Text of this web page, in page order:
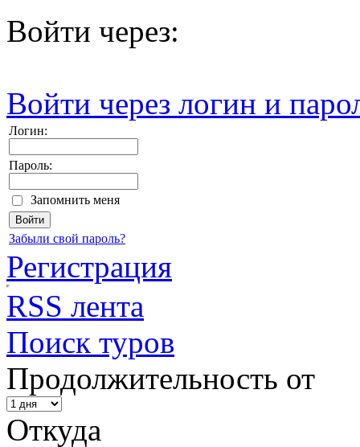
Войти через:
Войти через логин и
Логин:
Пароль:
Запомнить меня
Забыли свой пароль?
Регистрация
RSS лента
Поиск туров
Продолжительность от
Откуда